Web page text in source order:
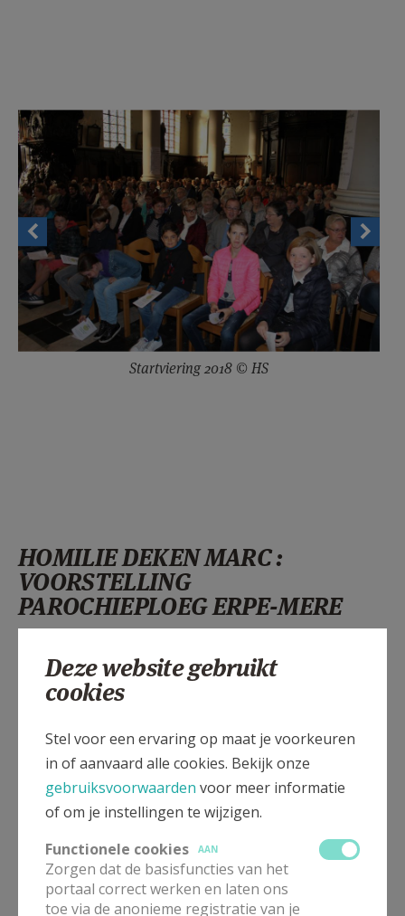
Startviering 2018 © HS
HOMILIE DEKEN MARC :
VOORSTELLING
PAROCHIEPLOEG ERPE-MERE
dromen, moet u eens de kathedraal van Chartres in
Frankrijk bezoeken: één van de mooiste kathedralen
schitterende glasramen.
Vier grote profeten uit het Oude Testament zijn er
op afgebeeld. En op hun schouders dragen zij ieder
schouders van de profeet Jesaja. Lucas zit op de
schouders van Jeremia. Johannes op de schouders
van Ezechiël en Marcus op die van de profeet Daniël.
Deze website gebruikt
cookies
Stel voor een ervaring op maat je voorkeuren
in of aanvaard alle cookies. Bekijk onze
gebruiksvoorwaarden voor meer informatie
of om je instellingen te wijzigen.
Functionele cookies
AAN
Zorgen dat de basisfuncties van het
portaal correct werken en laten ons
toe via de anonieme registratie van je